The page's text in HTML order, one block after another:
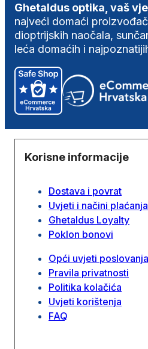
Ghetaldus optika, vaš
najveći domaći
dioptrijskih naočala,
leća domaćih i
Korisne informacije
Dostava i povrat
Uvjeti i načini plaćanja
Ghetaldus Loyalty
Poklon bonovi
Opći uvjeti
Pravila privatnosti
Politika kolačića
Uvjeti korištenja
FAQ